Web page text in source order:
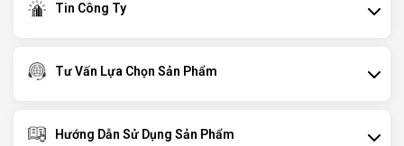
Tin Công Ty
Tư Vấn Lựa Chọn Sản Phẩm
Hướng Dẫn Sử Dụng Sản Phẩm